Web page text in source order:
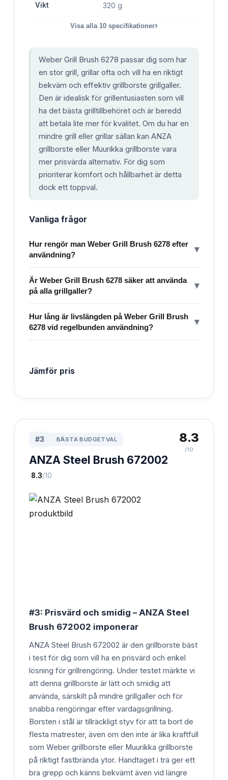
Vikt 320 g
Visa alla 10 specifikationer›
Weber Grill Brush 6278 passar dig som har
en stor grill, grillar ofta och vill ha en riktigt
bekväm och effektiv grillborste grillgaller.
Den är idealisk för grillentusiasten som vill
ha det bästa grilltillbehöret och är beredd
att betala lite mer för kvalitet. Om du har en
mindre grill eller grillar sällan kan ANZA
grillborste eller Muurikka grillborste vara
mer prisvärda alternativ. För dig som
prioriterar komfort och hållbarhet är detta
dock ett toppval.
Vanliga frågor
Hur rengör man Weber Grill Brush 6278 efter
användning?
▾
Är Weber Grill Brush 6278 säker att använda
på alla grillgaller?
▾
Hur lång är livslängden på Weber Grill Brush
6278 vid regelbunden användning?
▾
Jämför pris
#3 BÄSTA BUDGETVAL
ANZA Steel Brush 672002
·8.3/10
8.3
/10
#3: Prisvärd och smidig – ANZA Steel
Brush 672002 imponerar
ANZA Steel Brush 672002 är den grillborste bäst
i test för dig som vill ha en prisvärd och enkel
lösning för grillrengöring. Under testet märkte vi
att denna grillborste är lätt och smidig att
använda, särskilt på mindre grillgaller och för
snabba rengöringar efter vardagsgrillning.
Borsten i stål är tillräckligt styv för att ta bort de
flesta matrester, även om den inte är lika kraftfull
som Weber grillborste eller Muurikka grillborste
på riktigt fastbrända ytor. Handtaget i trä ger ett
bra grepp och känns bekvämt även vid längre